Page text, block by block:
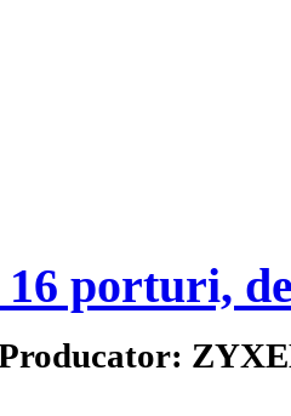
16 porturi,